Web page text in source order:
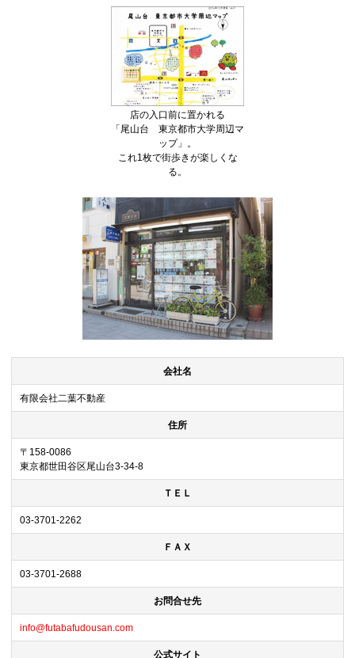
店の入口前に置かれる
「尾山台 東京都市大学周辺マ
ップ」。
これ1枚で街歩きが楽しくな
る。
会社名
有限会社二葉不動産
住所
〒158-0086
東京都世田谷区尾山台3-34-8
ＴＥＬ
03-3701-2262
ＦＡＸ
03-3701-2688
お問合せ先
info@futabafudousan.com
公式サイト